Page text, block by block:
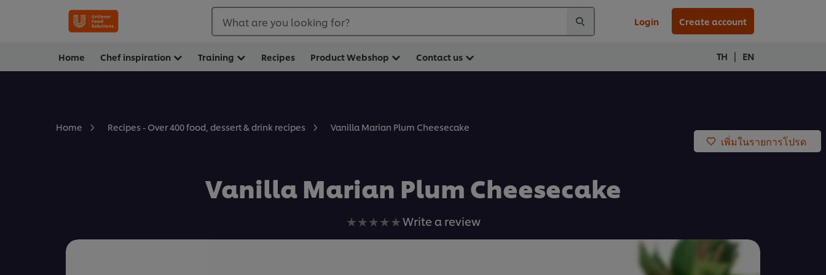
What are you looking for? Login Create account
Home Chef inspiration Training Recipes Product Webshop Contact us TH | EN
Home Recipes - Over 400 food, dessert & drink recipes Vanilla Marian Plum Cheesecake
เพิ่มในรายการโปรด
Vanilla Marian Plum Cheesecake
No
ratings
Write a review